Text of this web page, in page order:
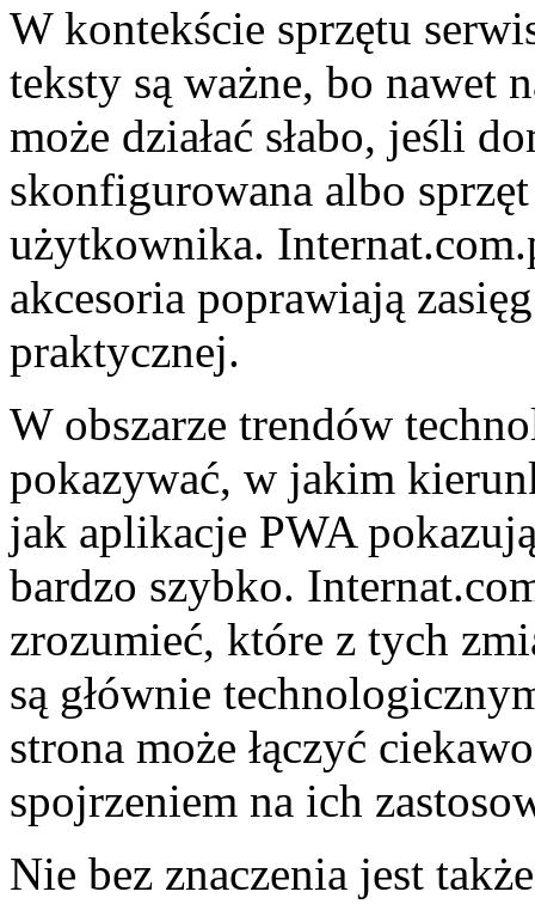
W kontekście sprzętu
teksty są ważne, bo nawet
może działać słabo, jeśli
skonfigurowana albo
użytkownika.
akcesoria poprawiają
praktycznej.
W obszarze trendów
pokazywać, w jakim
jak aplikacje PWA
bardzo szybko.
zrozumieć, które z tych
są głównie
strona może łączyć
spojrzeniem na ich
Nie bez znaczenia jest